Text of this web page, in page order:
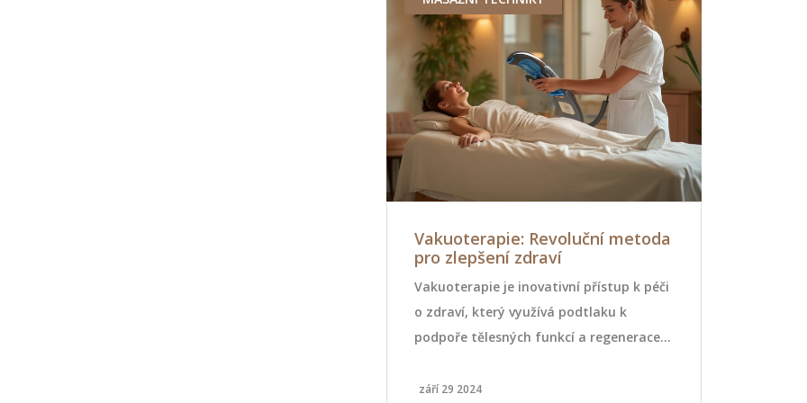
Vakuoterapie: Revoluční metoda
pro zlepšení zdraví
Vakuoterapie je inovativní přístup k péči
o zdraví, který využívá podtlaku k
podpoře tělesných funkcí a regenerace.
beneficí pro lidi hledající přírodní
září 29 2024